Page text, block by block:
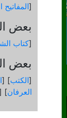
[
بعض
[كتاب
بعض
[الكتب] [
العرفان[